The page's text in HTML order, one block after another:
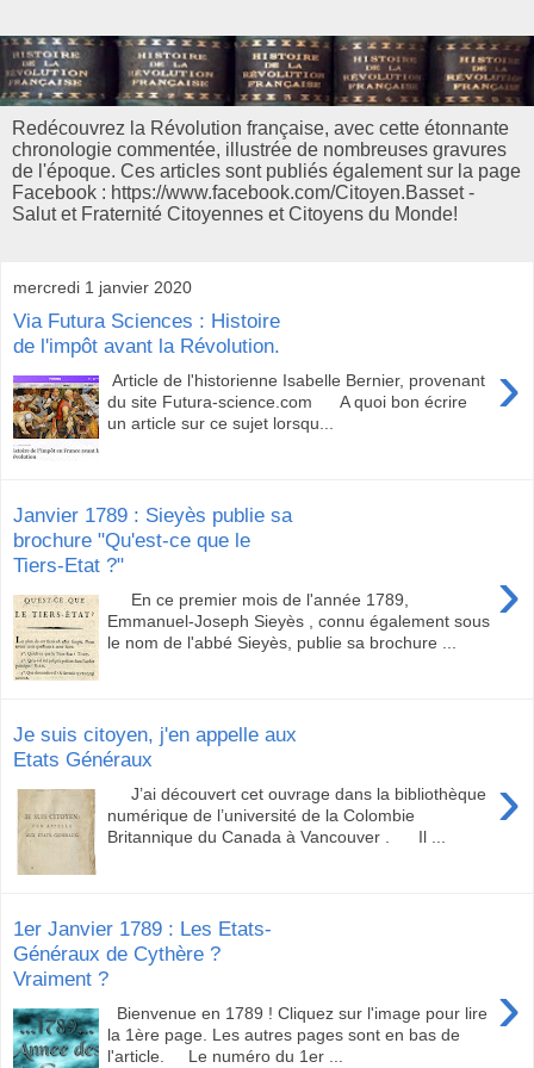
Redécouvrez la Révolution française, avec cette étonnante
chronologie commentée, illustrée de nombreuses gravures
de l'époque. Ces articles sont publiés également sur la page
Facebook : https://www.facebook.com/Citoyen.Basset -
Salut et Fraternité Citoyennes et Citoyens du Monde!
mercredi 1 janvier 2020
Via Futura Sciences : Histoire
de l'impôt avant la Révolution.
›
Article de l'historienne Isabelle Bernier, provenant
du site Futura-science.com A quoi bon écrire
un article sur ce sujet lorsqu...
Janvier 1789 : Sieyès publie sa
brochure "Qu'est-ce que le
Tiers-Etat ?"
›
En ce premier mois de l'année 1789,
Emmanuel-Joseph Sieyès , connu également sous
le nom de l'abbé Sieyès, publie sa brochure ...
Je suis citoyen, j'en appelle aux
Etats Généraux
›
J’ai découvert cet ouvrage dans la bibliothèque
numérique de l’université de la Colombie
Britannique du Canada à Vancouver . Il ...
1er Janvier 1789 : Les Etats-
Généraux de Cythère ?
Vraiment ?
›
Bienvenue en 1789 ! Cliquez sur l'image pour lire
la 1ère page. Les autres pages sont en bas de
l'article. Le numéro du 1er ...